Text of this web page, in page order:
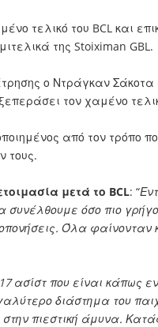
τελικό του BCL και
της Stoiximan GBL .
ο Ντράγκαν
τον χαμένο
από τον τρόπο
τους.
μετά το BCL: “
όσο πιο
Όλα
ασίστ που είναι κάπως
διάστημα του
στην πιεστική άμυνα.